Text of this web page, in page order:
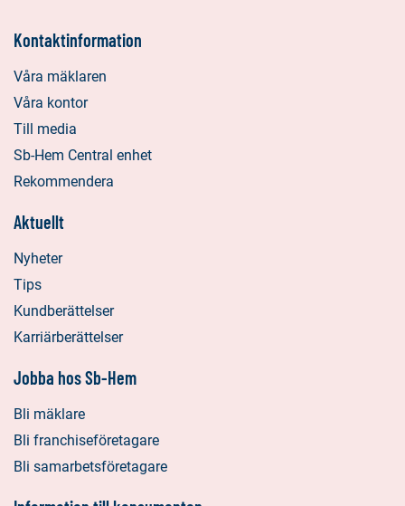
Kontaktinformation
Våra mäklaren
Våra kontor
Till media
Sb-Hem Central enhet
Rekommendera
Aktuellt
Nyheter
Tips
Kundberättelser
Karriärberättelser
Jobba hos Sb-Hem
Bli mäklare
Bli franchiseföretagare
Bli samarbetsföretagare